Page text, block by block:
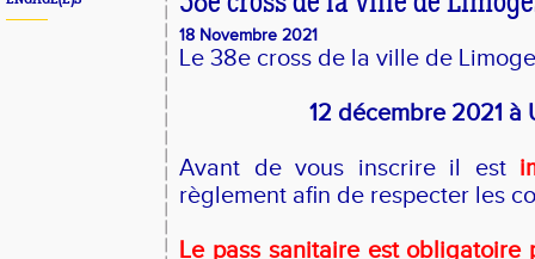
18 Novembre 2021
Le 38e cross de la ville de
12 décembre 2021 à
Avant de vous inscrire il est
règlement afin de respecter les
Le pass sanitaire est obligatoire